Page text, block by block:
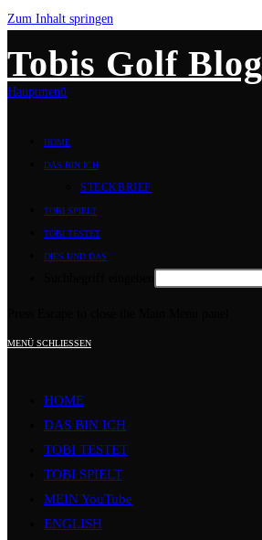
Zum Inhalt springen
Tobis Golf Blog
Hauptmenü
HOME
DAS BIN ICH
STECKBRIEF
TOBI SPIELT
TOBI TESTET
DIES UND DAS
MENÜ SCHLIESSEN
HOME
DAS BIN ICH
TOBI TESTET
TOBI SPIELT
MEIN YouTube
ENGLISH